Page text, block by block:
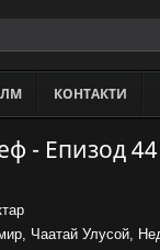
КОНТАКТИ
- Епизод 44
Чаатай Улусой,